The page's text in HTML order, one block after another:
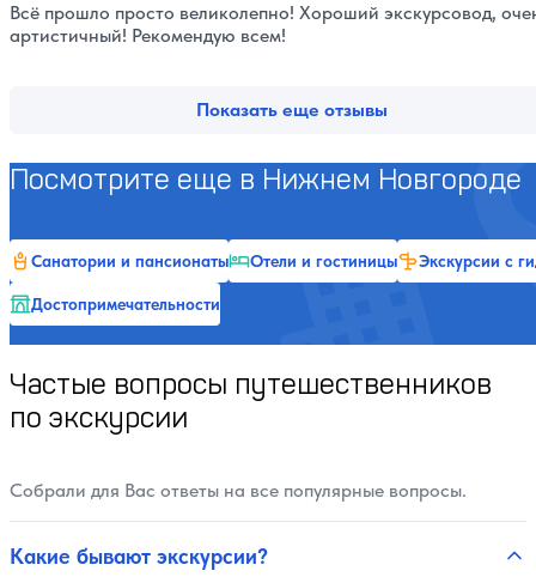
Всё прошло просто великолепно! Хороший экскурсовод,
артистичный! Рекомендую всем!
Показать еще отзывы
Посмотрите еще в Нижнем Новгороде
Санатории и пансионаты Отели и гостиницы
Экскурсии с
Достопримечательности
Частые вопросы путешественников
по экскурсии
Собрали для Вас ответы на все популярные вопросы.
Какие бывают экскурсии?